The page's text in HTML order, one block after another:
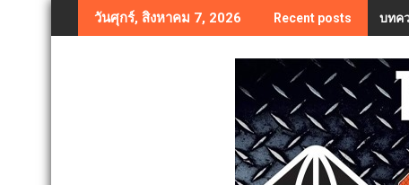
to
วันศุกร์, สิงหาคม 7, 2026 Recent posts บทค